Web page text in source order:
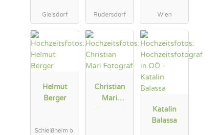
Gleisdorf Rudersdorf Wien
Helmut
Berger
Schleißheim b.
Christian
Mari
Katalin
Balassa